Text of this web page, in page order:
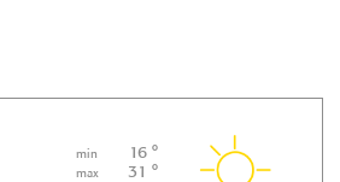
min 16 °
max 31 °